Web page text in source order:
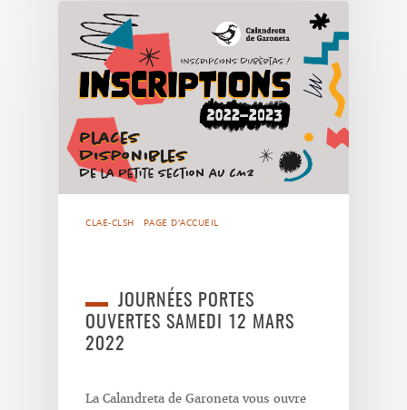
CLAE-CLSH PAGE D'ACCUEIL
JOURNÉES PORTES
OUVERTES SAMEDI 12 MARS
2022
La Calandreta de Garoneta vous ouvre